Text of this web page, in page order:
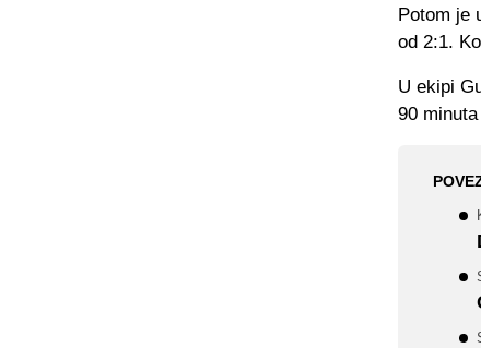
Potom je
od 2:1.
U ekipi
90